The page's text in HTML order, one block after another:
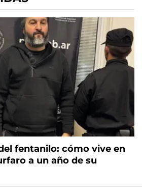
fentanilo: cómo vive en
a un año de su